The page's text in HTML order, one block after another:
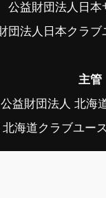
公益財団法人日本
団法人日本クラブ
主管
公益財団法人 北海
北海道クラブユー